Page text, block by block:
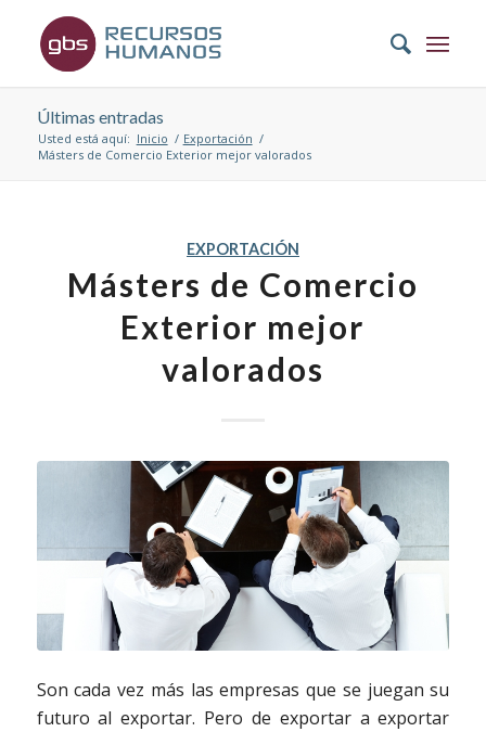
Últimas entradas
Usted está aquí: Inicio / Exportación /
Másters de Comercio Exterior mejor valorados
EXPORTACIÓN
Másters de Comercio
Exterior mejor
valorados
Son cada vez más las empresas que se juegan su
futuro al exportar. Pero de exportar a exportar